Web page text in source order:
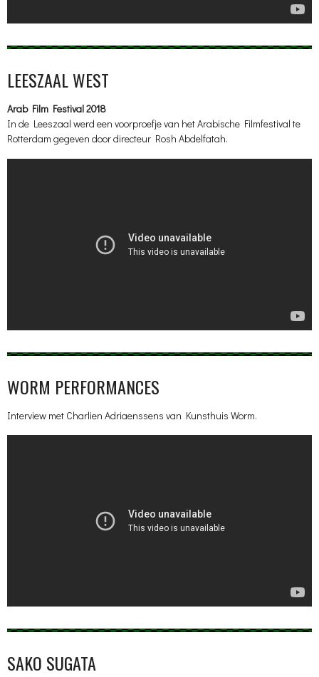
LEESZAAL WEST
Arab Film Festival 2018
In de Leeszaal werd een voorproefje van het Arabische Filmfestival te
Rotterdam gegeven door directeur Rosh Abdelfatah.
WORM PERFORMANCES
Interview met Charlien Adriaenssens van Kunsthuis Worm.
SAKO SUGATA